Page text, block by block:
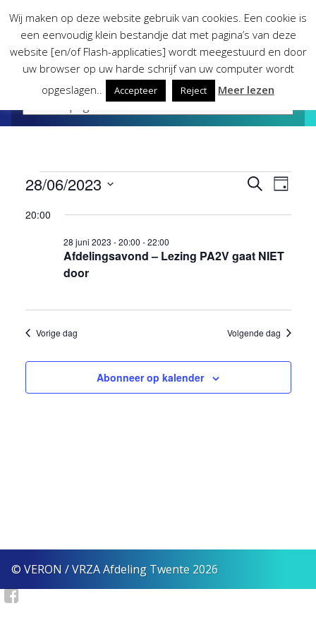
content
Evenementen
in
2023
en
Zoeken
Dag
28/06/2023
een
20:00
Afdelingsavond – Lezing PA2V gaat NIET
door
28 juni 2023 - 20:00 -22:00
Vorige dag Volgende dag
Abonneer op kalender
© VERON / VRZA Afdeling Twente 2026
Wij maken op deze website gebruik van cookies. Een cookie is
een eenvoudig klein bestandje dat met pagina’s van deze
website [en/of Flash-applicaties] wordt meegestuurd en door
uw browser op uw harde schrijf van uw computer wordt
opgeslagen..
Accepteer Reject Meer lezen